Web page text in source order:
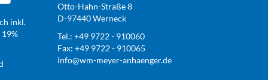
inkl.
Otto-Hahn-Straße 8
D-97440 Werneck
Tel.: +49 9722 - 910060
Fax: +49 9722 - 910065
info@wm-meyer-anhaenger.de